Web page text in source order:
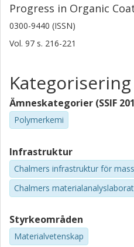
Progress in Organic
0300-9440 (ISSN)
Vol. 97 s. 216-221
Kategorisering
Ämneskategorier (SSIF
Polymerkemi
Infrastruktur
Chalmers infrastruktur för
Chalmers
Styrkeområden
Materialvetenskap